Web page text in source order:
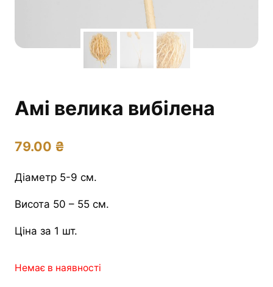
Амі велика вибілена
79.00 ₴
Діаметр 5-9 см.
Висота 50 – 55 см.
Ціна за 1 шт.
Немає в наявності